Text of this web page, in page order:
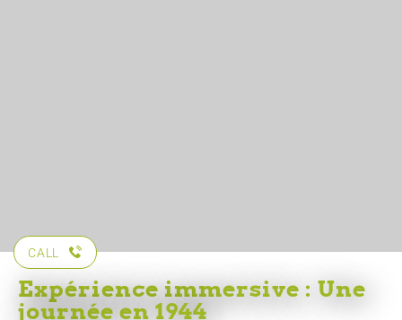
CALL
Expérience immersive : Une
journée en 1944